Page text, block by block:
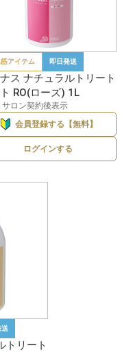
アイテム 即日発送
ス ナチュラルトリート
RO(ローズ) 1L
サロン契約後表示
会員登録する【無料】
ログインする
送
トリート